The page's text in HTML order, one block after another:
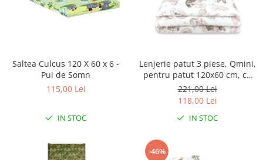
Saltea Culcus 120 X 60 x 6 -
Pui de Somn
115,00 Lei
IN STOC
Lenjerie patut 3 piese, Qmini,
pentru patut 120x60 cm, cu
protectie laterala, din
bumbac, Teddy Bear and
Friends Pink
221,00 Lei
118,00 Lei
IN STOC
-46%